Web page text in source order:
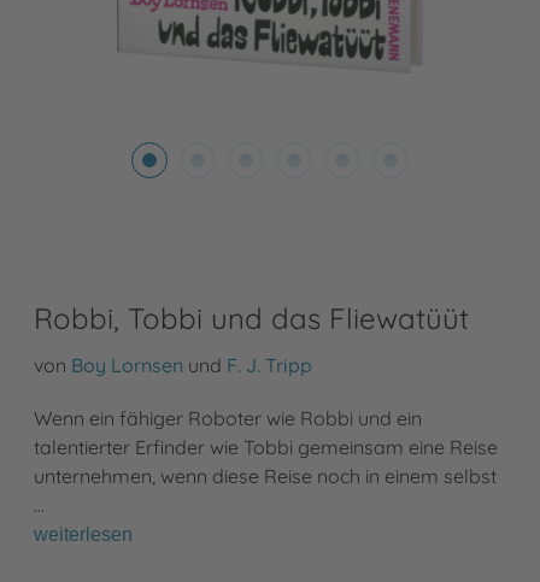
Robbi, Tobbi und das Fliewatüüt
von Boy Lornsen und F. J. Tripp
Wenn ein fähiger Roboter wie Robbi und ein
talentierter Erfinder wie Tobbi gemeinsam eine Reise
unternehmen, wenn diese Reise noch in einem selbst
…
weiterlesen